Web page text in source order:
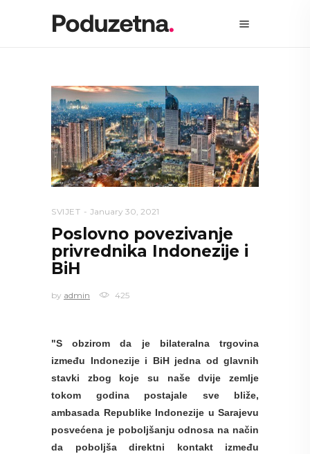
SVIJET January 30, 2021
Poslovno povezivanje
privrednika Indonezije i
BiH
by admin 425
"S obzirom da je bilateralna trgovina
između Indonezije i BiH jedna od glavnih
stavki zbog koje su naše dvije zemlje
tokom godina postajale sve bliže,
ambasada Republike Indonezije u Sarajevu
posvećena je poboljšanju odnosa na način
da poboljša direktni kontakt između